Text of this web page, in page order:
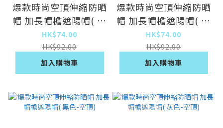
爆款時尚空頂伸縮防晒
帽 加長帽檐遮陽帽( 卡
其色-空頂)
HK$74.00
HK$92.00
加入購物車
爆款時尚空頂伸縮防晒
帽 加長帽檐遮陽帽( 白
色-空頂)
HK$74.00
HK$92.00
加入購物車